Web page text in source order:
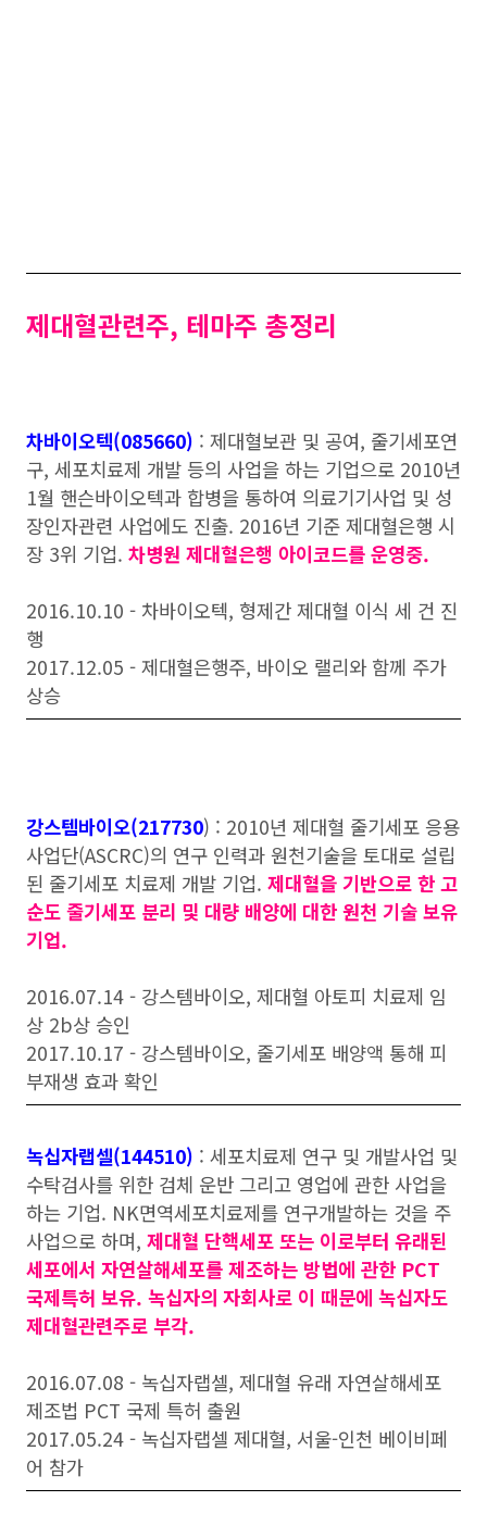
제대혈관련주, 테마주 총정리
차바이오텍(085660) : 제대혈보관 및 공여, 줄기세포연
구, 세포치료제 개발 등의 사업을 하는 기업으로 2010년
1월 핸슨바이오텍과 합병을 통하여 의료기기사업 및 성
장인자관련 사업에도 진출. 2016년 기준 제대혈은행 시
장 3위 기업. 차병원 제대혈은행 아이코드를 운영중.
2016.10.10 - 차바이오텍, 형제간 제대혈 이식 세 건 진
행
2017.12.05 - 제대혈은행주, 바이오 랠리와 함께 주가
상승
강스템바이오(217730) : 2010년 제대혈 줄기세포 응용
사업단(ASCRC)의 연구 인력과 원천기술을 토대로 설립
된 줄기세포 치료제 개발 기업. 제대혈을 기반으로 한 고
순도 줄기세포 분리 및 대량 배양에 대한 원천 기술 보유
기업.
2016.07.14 - 강스템바이오, 제대혈 아토피 치료제 임
상 2b상 승인
2017.10.17 - 강스템바이오, 줄기세포 배양액 통해 피
부재생 효과 확인
녹십자랩셀(144510) : 세포치료제 연구 및 개발사업 및
수탁검사를 위한 검체 운반 그리고 영업에 관한 사업을
하는 기업. NK면역세포치료제를 연구개발하는 것을 주
사업으로 하며, 제대혈 단핵세포 또는 이로부터 유래된
세포에서 자연살해세포를 제조하는 방법에 관한 PCT
국제특허 보유. 녹십자의 자회사로 이 때문에 녹십자도
제대혈관련주로 부각.
2016.07.08 - 녹십자랩셀, 제대혈 유래 자연살해세포
제조법 PCT 국제 특허 출원
2017.05.24 - 녹십자랩셀 제대혈, 서울-인천 베이비페
어 참가